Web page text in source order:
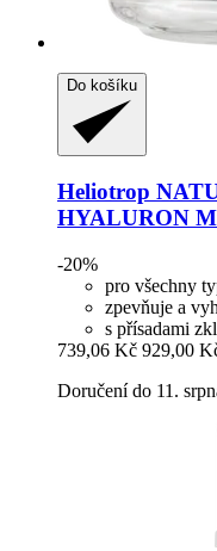
Do košíku
Heliotrop
HYALURON
-20%
pro všechny
zpevňuje a
s přísadami
739,06 Kč 929,00
Doručení do 11.